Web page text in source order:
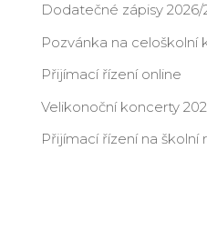
Dodatečné zápisy 2026/
Pozvánka na celoškolní
Přijímací řízení online
Velikonoční koncerty
Přijímací řízení na školní